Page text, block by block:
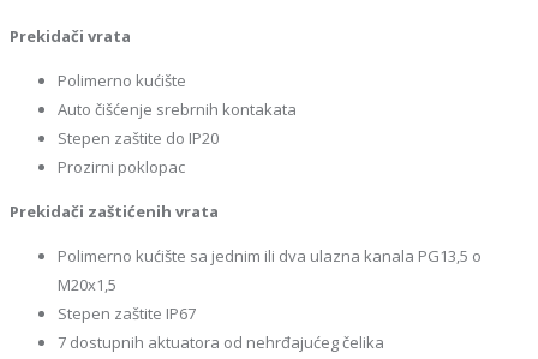
Prekidači vrata
Polimerno kućište
Auto čišćenje srebrnih kontakata
Stepen zaštite do IP20
Prozirni poklopac
Prekidači zaštićenih vrata
Polimerno kućište sa jednim ili dva ulazna kanala PG13,5 o
M20x1,5
Stepen zaštite IP67
7 dostupnih aktuatora od nehrđajućeg čelika